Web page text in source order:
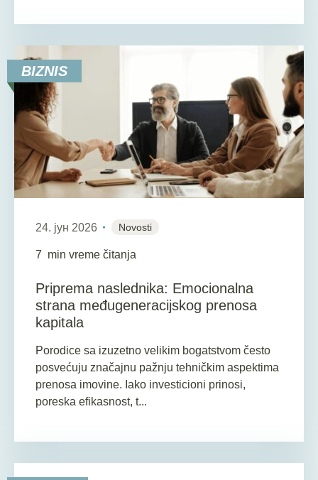
BIZNIS
24. јун 2026 Novosti
7 min vreme čitanja
Priprema naslednika: Emocionalna
strana međugeneracijskog prenosa
kapitala
Porodice sa izuzetno velikim bogatstvom često
posvećuju značajnu pažnju tehničkim aspektima
prenosa imovine. Iako investicioni prinosi,
poreska efikasnost, t...